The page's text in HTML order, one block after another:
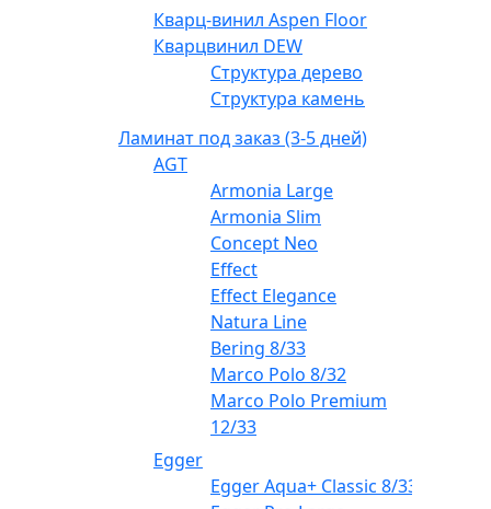
Кварц-винил Aspen Floor
Кварцвинил DEW
Структура дерево
Структура камень
Ламинат под заказ (3-5 дней)
AGT
Armonia Large
Armonia Slim
Concept Neo
Effect
Effect Elegance
Natura Line
Bering 8/33
Marco Polo 8/32
Marco Polo Premium
12/33
Egger
Egger Aqua+ Classic 8/33